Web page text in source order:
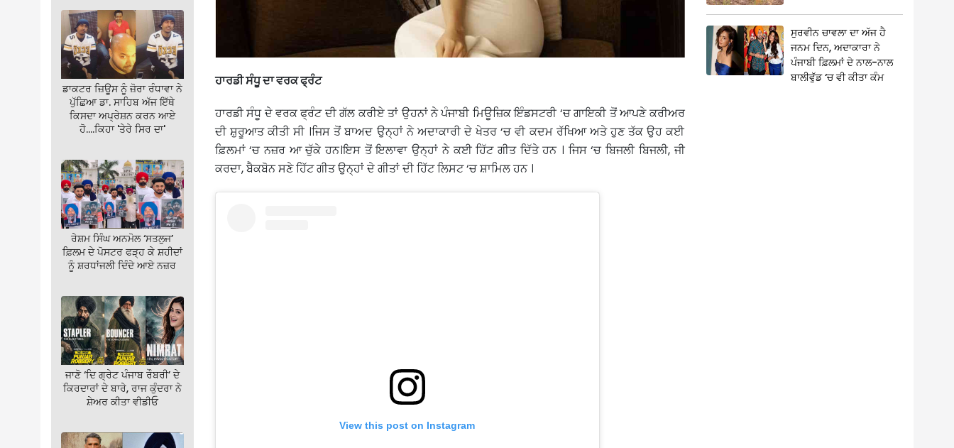
ਡਾਕਟਰ ਜ਼ਿਊਸ ਨੂੰ ਜ਼ੋਰਾ ਰੰਧਾਵਾ ਨੇ
ਪੁੱਛਿਆ ਡਾ. ਸਾਹਿਬ ਅੱਜ ਇੱਥੇ
ਕਿਸਦਾ ਅਪ੍ਰੇਸ਼ਨ ਕਰਨ ਆਏ
ਹੋ….ਕਿਹਾ 'ਤੇਰੇ ਸਿਰ ਦਾ'
ਰੇਸ਼ਮ ਸਿੰਘ ਅਨਮੋਲ ‘ਸਤਲੁਜ’
ਫ਼ਿਲਮ ਦੇ ਪੋਸਟਰ ਫੜ੍ਹ ਕੇ ਸ਼ਹੀਦਾਂ
ਨੂੰ ਸ਼ਰਧਾਂਜਲੀ ਦਿੰਦੇ ਆਏ ਨਜ਼ਰ
ਜਾਣੋ ‘ਦਿ ਗ੍ਰੇਟ ਪੰਜਾਬ ਰੌਬਰੀ’ ਦੇ
ਕਿਰਦਾਰਾਂ ਦੇ ਬਾਰੇ, ਰਾਜ ਕੁੰਦਰਾ ਨੇ
ਸ਼ੇਅਰ ਕੀਤਾ ਵੀਡੀਓ
ਹਾਰਡੀ ਸੰਧੂ ਦਾ ਵਰਕ ਫ੍ਰੰਟ
ਹਾਰਡੀ ਸੰਧੂ ਦੇ ਵਰਕ ਫ੍ਰੰਟ ਦੀ ਗੱਲ ਕਰੀਏ ਤਾਂ ਉਹਨਾਂ ਨੇ ਪੰਜਾਬੀ ਮਿਊਜ਼ਿਕ ਇੰਡਸਟਰੀ ‘ਚ ਗਾਇਕੀ ਤੋਂ ਆਪਣੇ ਕਰੀਅਰ
ਦੀ ਸ਼ੁਰੂਆਤ ਕੀਤੀ ਸੀ ।ਜਿਸ ਤੋਂ ਬਾਅਦ ਉਨ੍ਹਾਂ ਨੇ ਅਦਾਕਾਰੀ ਦੇ ਖੇਤਰ ‘ਚ ਵੀ ਕਦਮ ਰੱਖਿਆ ਅਤੇ ਹੁਣ ਤੱਕ ਉਹ ਕਈ
ਫ਼ਿਲਮਾਂ ‘ਚ ਨਜ਼ਰ ਆ ਚੁੱਕੇ ਹਨ।ਇਸ ਤੋਂ ਇਲਾਵਾ ਉਨ੍ਹਾਂ ਨੇ ਕਈ ਹਿੱਟ ਗੀਤ ਦਿੱਤੇ ਹਨ । ਜਿਸ ‘ਚ ਬਿਜਲੀ ਬਿਜਲੀ, ਜੀ
ਕਰਦਾ, ਬੈਕਬੋਨ ਸਣੇ ਹਿੱਟ ਗੀਤ ਉਨ੍ਹਾਂ ਦੇ ਗੀਤਾਂ ਦੀ ਹਿੱਟ ਲਿਸਟ ‘ਚ ਸ਼ਾਮਿਲ ਹਨ ।
View this post on Instagram
ਸੁਰਵੀਨ ਚਾਵਲਾ ਦਾ ਅੱਜ ਹੈ
ਜਨਮ ਦਿਨ, ਅਦਾਕਾਰਾ ਨੇ
ਪੰਜਾਬੀ ਫ਼ਿਲਮਾਂ ਦੇ ਨਾਲ-ਨਾਲ
ਬਾਲੀਵੁੱਡ ‘ਚ ਵੀ ਕੀਤਾ ਕੰਮ